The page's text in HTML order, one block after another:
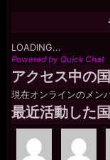
LOADING...
Powered by Quick Chat
アクセス中の
現在オンラインのメン
最近活動した